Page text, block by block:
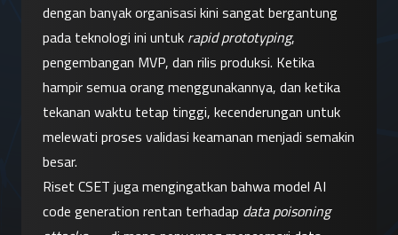
dengan banyak organisasi kini sangat bergantung
pada teknologi ini untuk rapid prototyping,
pengembangan MVP, dan rilis produksi. Ketika
hampir semua orang menggunakannya, dan ketika
tekanan waktu tetap tinggi, kecenderungan untuk
melewati proses validasi keamanan menjadi semakin
besar.
Riset CSET juga mengingatkan bahwa model AI
code generation rentan terhadap data poisoning